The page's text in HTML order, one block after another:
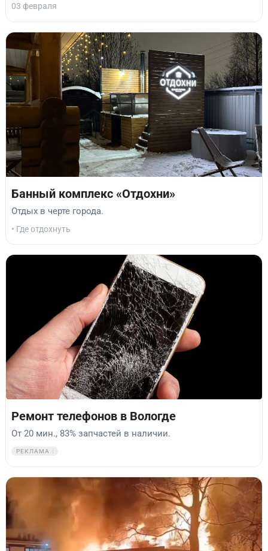
03 февраля
Банный комплекс «Отдохни»
Отдых в черте города.
• Где отдохнуть
Ремонт телефонов в Вологде
От 20 мин., 83% запчастей в наличии.
РЕКЛАМА